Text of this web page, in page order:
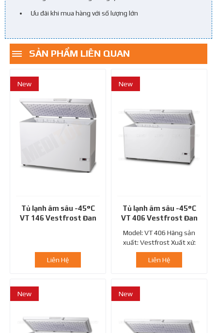
Ưu đãi khi mua hàng với số lượng lớn
SẢN PHẨM LIÊN QUAN
New
Tủ lạnh âm sâu -45°C
VT 146 Vestfrost Đan
Liên Hệ
New
Tủ lạnh âm sâu -45°C
VT 406 Vestfrost Đan
Model: VT 406 Hãng sản
xuất: Vestfrost Xuất xứ:
Đan Mạch
Liên Hệ
New New